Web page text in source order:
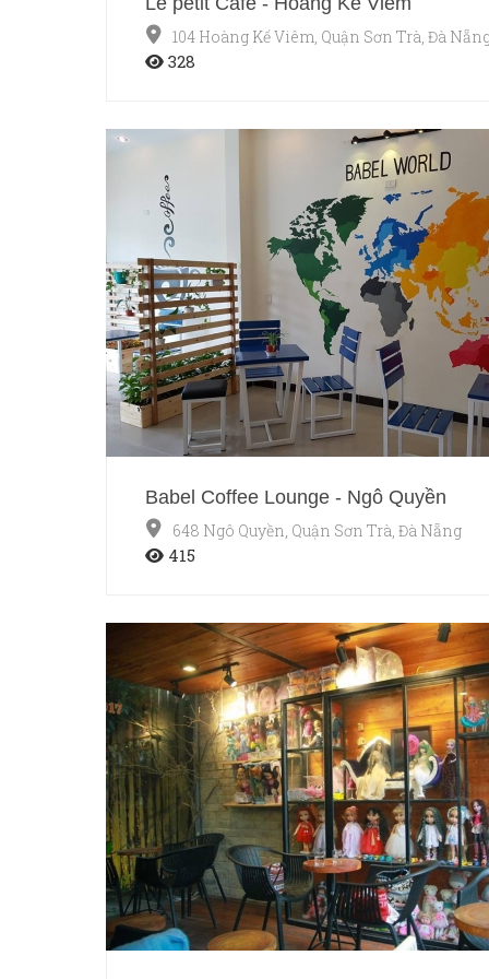
104 Hoàng Kế Viêm, Quận Sơn Trà, Đà
328
Babel Coffee Lounge - Ngô Quyền
648 Ngô Quyền, Quận Sơn Trà, Đà Nẵng
415